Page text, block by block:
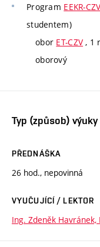
Program EEKR-CZV
studentem)
obor ET-CZV , 1
oborový
Typ (způsob) výuky
PŘEDNÁŠKA
26 hod., nepovinná
VYUČUJÍCÍ / LEKTOR
Ing. Zdeněk Havránek,